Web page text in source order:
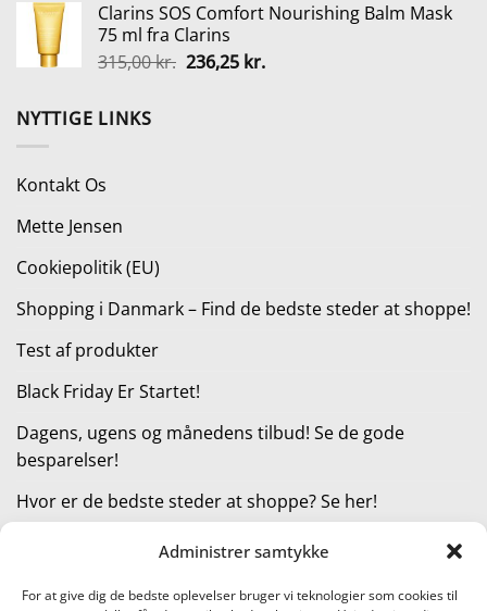
Administrer samtykke
For at give dig de bedste oplevelser bruger vi teknologier som cookies til
pris
var:
9.999,00 kr..
pris
Clarins SOS Comfort Nourishing Balm Mask
75 ml fra Clarins
315,00kr. Den
236,25 kr.Den
NYTTIGE LINKS
Kontakt Os
Mette Jensen
Cookiepolitik (EU)
Shopping i Danmark – Find de bedste steder at shoppe!
Test af produkter
Black Friday Er Startet!
Dagens, ugens og månedens tilbud! Se de gode
besparelser!
Hvor er de bedste steder at shoppe? Se her!